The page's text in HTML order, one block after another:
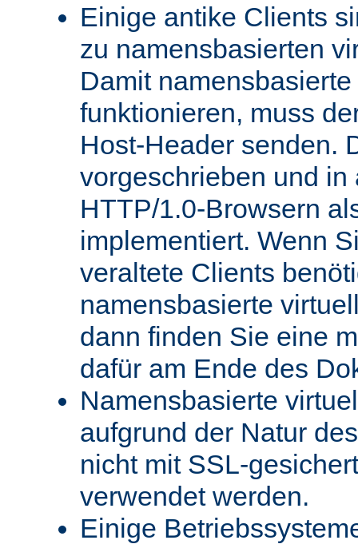
Einige antike Clients
zu namensbasierten
Damit
funktionieren, muss
Host-Header senden.
vorgeschrieben und in
HTTP/1.0-Browsern
implementiert. Wenn
veraltete Clients
namensbasierte
dann finden Sie eine
dafür am Ende des
Namensbasierte
aufgrund der Natur
nicht mit SSL-
verwendet werden.
Einige